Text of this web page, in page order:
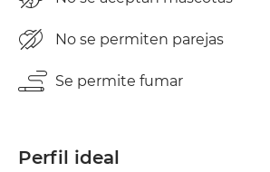
No se permiten parejas
Se permite fumar
Perfil ideal